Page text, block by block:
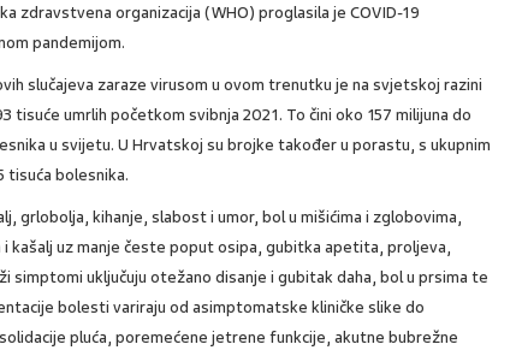
zdravstvena organizacija (WHO) proglasila je COVID-19
pandemijom.
slučajeva zaraze virusom u ovom trenutku je na svjetskoj razini
tisuće umrlih početkom svibnja 2021. To čini oko 157 milijuna do
u svijetu. U Hrvatskoj su brojke također u porastu, s ukupnim
tisuća bolesnika.
grlobolja, kihanje, slabost i umor, bol u mišićima i zglobovima,
kašalj uz manje česte poput osipa, gubitka apetita, proljeva,
simptomi uključuju otežano disanje i gubitak daha, bol u prsima te
bolesti variraju od asimptomatske kliničke slike do
pluća, poremećene jetrene funkcije, akutne bubrežne